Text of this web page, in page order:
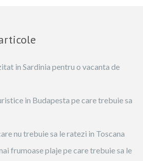
in Sardinia pentru o vacanta de
in Budapesta pe care trebuie sa
nu trebuie sa le ratezi in Toscana
frumoase plaje pe care trebuie sa le